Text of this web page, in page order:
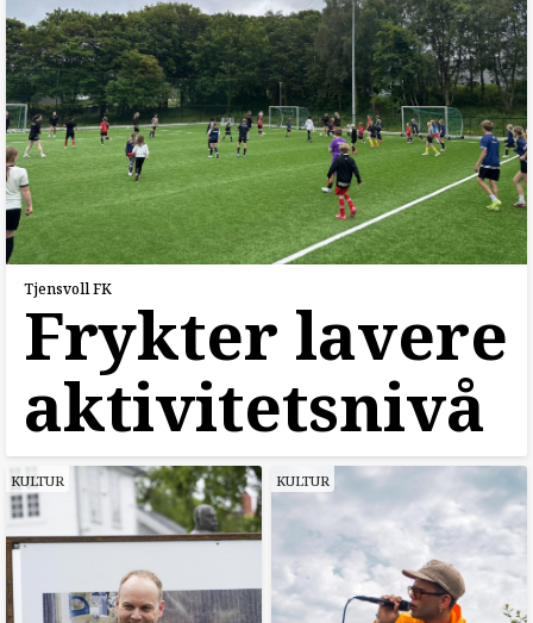
Tjensvoll FK
Frykter lavere
aktivitetsnivå
KULTUR KULTUR